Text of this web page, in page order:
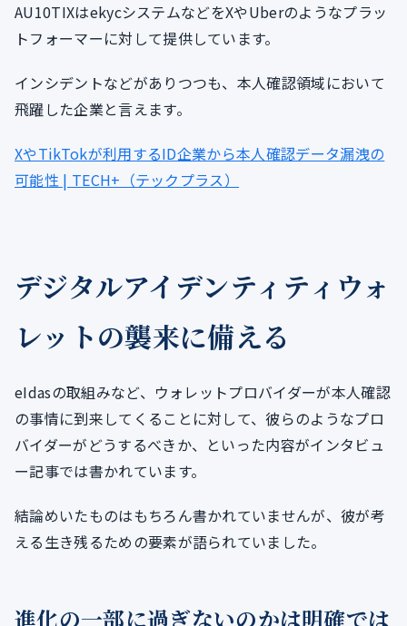
AU10TIXはekycシステムなどをXやUberのようなプラッ
トフォーマーに対して提供しています。
インシデントなどがありつつも、本人確認領域において
飛躍した企業と言えます。
XやTikTokが利用するID企業から本人確認データ漏洩の
可能性 | TECH+（テックプラス）
デジタルアイデンティティウォ
レットの襲来に備える
eIdasの取組みなど、ウォレットプロバイダーが本人確認
の事情に到来してくることに対して、彼らのようなプロ
バイダーがどうするべきか、といった内容がインタビュ
ー記事では書かれています。
結論めいたものはもちろん書かれていませんが、彼が考
える生き残るための要素が語られていました。
進化の一部に過ぎないのかは明確では